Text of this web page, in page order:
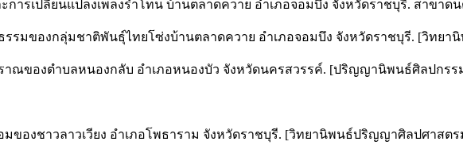
ะการเปลี่ยนแปลงเพลงรำโทน บ้านตลาดควาย อำเภอจอมบึง จังหวัดราชบุรี. สาข
รรมของกลุ่มชาติพันธุ์ไทยโซ่งบ้านตลาดควาย อำเภอจอมบึง จังหวัดราชบุรี. [วิ
ราณของตำบลหนองกลับ อำเภอหนองบัว จังหวัดนครสวรรค์. [ปริญญานิพนธ์ศิลปก
มของชาวลาวเวียง อำเภอโพธาราม จังหวัดราชบุรี. [วิทยานิพนธ์ปริญญาศิลปศาส